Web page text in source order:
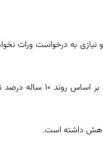
نیازی به درخواست وراث
به گفته وی خراسان جنوبی در سال جاری در رتبه دوم ولادت بعد از سیستان و بلوچستان قرار دارد و